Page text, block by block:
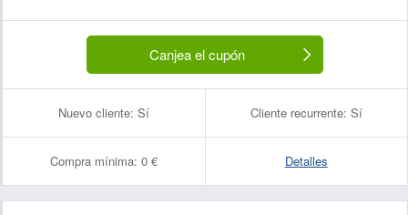
Canjea el cupón
Nuevo cliente: Sí Cliente recurrente: Sí
Compra mínima: 0 € Detalles